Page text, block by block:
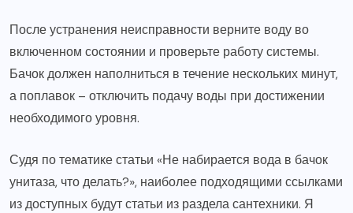
После устранения неисправности верните воду во
включенном состоянии и проверьте работу системы.
Бачок должен наполниться в течение нескольких минут,
а поплавок – отключить подачу воды при достижении
необходимого уровня.
Судя по тематике статьи «Не набирается вода в бачок
унитаза, что делать?», наиболее подходящими ссылками
из доступных будут статьи из раздела сантехники. Я